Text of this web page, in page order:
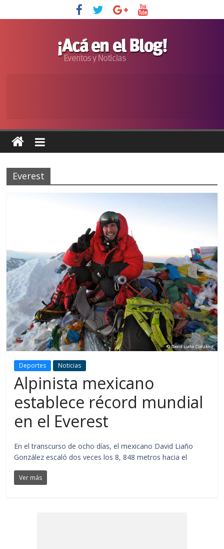
Everest
Deportes Noticias
Alpinista mexicano
establece récord mundial
en el Everest
En el transcurso de ocho días, el mexicano David Liaño
González escaló dos veces los 8, 848 metros hacia el
Ver más